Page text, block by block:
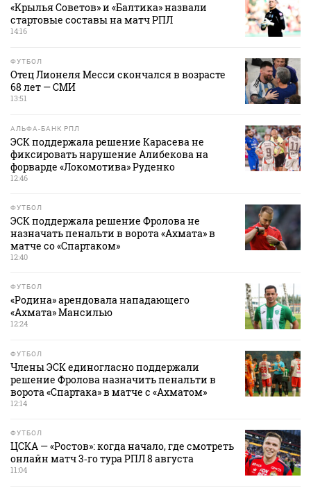
«Крылья Советов» и «Балтика» назвали
стартовые составы на матч РПЛ
14:16
ФУТБОЛ
Отец Лионеля Месси скончался в возрасте
68 лет — СМИ
13:51
АЛЬФА-БАНК РПЛ
ЭСК поддержала решение Карасева не
фиксировать нарушение Алибекова на
форварде «Локомотива» Руденко
12:46
ФУТБОЛ
ЭСК поддержала решение Фролова не
назначать пенальти в ворота «Ахмата» в
матче со «Спартаком»
12:40
ФУТБОЛ
«Родина» арендовала нападающего
«Ахмата» Мансилью
12:24
ФУТБОЛ
Члены ЭСК единогласно поддержали
решение Фролова назначить пенальти в
ворота «Спартака» в матче с «Ахматом»
12:14
ФУТБОЛ
ЦСКА — «Ростов»: когда начало, где смотреть
онлайн матч 3‑го тура РПЛ 8 августа
11:04